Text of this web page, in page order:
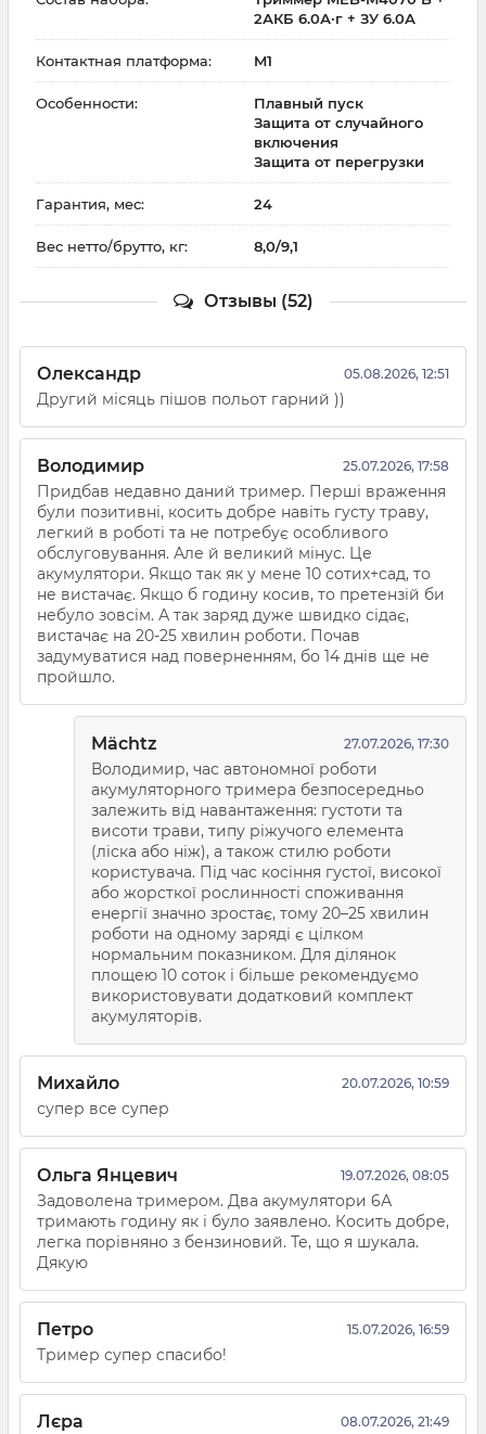
2АКБ 6.0А·г + ЗУ 6.0А
Контактная платформа: M1
Особенности:
Плавный пуск
Защита от случайного
включения
Защита от перегрузки
Гарантия, мес: 24
Вес нетто/брутто, кг: 8,0/9,1
Отзывы (52)
Олександр 05.08.2026, 12:51
Другий місяць пішов польот гарний ))
Володимир 25.07.2026, 17:58
Придбав недавно даний тример. Перші враження
були позитивні, косить добре навіть густу траву,
легкий в роботі та не потребує особливого
обслуговування. Але й великий мінус. Це
акумулятори. Якщо так як у мене 10 сотих+сад, то
не вистачає. Якщо б годину косив, то претензій би
небуло зовсім. А так заряд дуже швидко сідає,
вистачає на 20-25 хвилин роботи. Почав
задумуватися над поверненням, бо 14 днів ще не
пройшло.
Mächtz 27.07.2026, 17:30
Володимир, час автономної роботи
акумуляторного тримера безпосередньо
залежить від навантаження: густоти та
висоти трави, типу ріжучого елемента
(ліска або ніж), а також стилю роботи
користувача. Під час косіння густої, високої
або жорсткої рослинності споживання
енергії значно зростає, тому 20–25 хвилин
роботи на одному заряді є цілком
нормальним показником. Для ділянок
площею 10 соток і більше рекомендуємо
використовувати додатковий комплект
акумуляторів.
Михайло 20.07.2026, 10:59
супер все супер
Ольга Янцевич 19.07.2026, 08:05
Задоволена тримером. Два акумулятори 6А
тримають годину як і було заявлено. Косить добре,
легка порівняно з бензиновий. Те, що я шукала.
Дякую
Петро 15.07.2026, 16:59
Тример супер спасибо!
Лєра 08.07.2026, 21:49